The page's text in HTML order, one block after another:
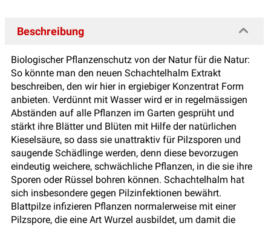
Beschreibung
Biologischer Pflanzenschutz von der Natur für die Natur:
So könnte man den neuen Schachtelhalm Extrakt
beschreiben, den wir hier in ergiebiger Konzentrat Form
anbieten. Verdünnt mit Wasser wird er in regelmässigen
Abständen auf alle Pflanzen im Garten gesprüht und
stärkt ihre Blätter und Blüten mit Hilfe der natürlichen
Kieselsäure, so dass sie unattraktiv für Pilzsporen und
saugende Schädlinge werden, denn diese bevorzugen
eindeutig weichere, schwächliche Pflanzen, in die sie ihre
Sporen oder Rüssel bohren können. Schachtelhalm hat
sich insbesondere gegen Pilzinfektionen bewährt.
Blattpilze infizieren Pflanzen normalerweise mit einer
Pilzspore, die eine Art Wurzel ausbildet, um damit die